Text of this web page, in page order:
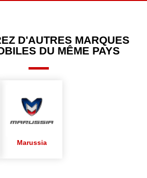
D'AUTRES MARQUES
DU MÊME PAYS
Marussia